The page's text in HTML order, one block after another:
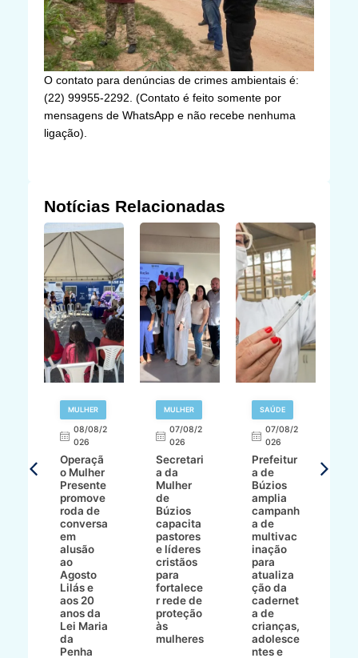
O contato para denúncias de crimes ambientais é:
(22) 99955-2292. (Contato é feito somente por
mensagens de WhatsApp e não recebe nenhuma
ligação).
Notícias Relacionadas
MULHER
08/08/2
026
Operaçã
o Mulher
Presente
promove
roda de
conversa
em
alusão
ao
Agosto
Lilás e
aos 20
anos da
Lei Maria
da
Penha
MULHER
07/08/2
026
Secretari
a da
Mulher
de
Búzios
capacita
pastores
e líderes
cristãos
para
fortalece
r rede de
proteção
às
mulheres
SAÚDE
07/08/2
026
Prefeitur
a de
Búzios
amplia
campanh
a de
multivac
inação
para
atualiza
ção da
cadernet
a de
crianças,
adolesce
ntes e